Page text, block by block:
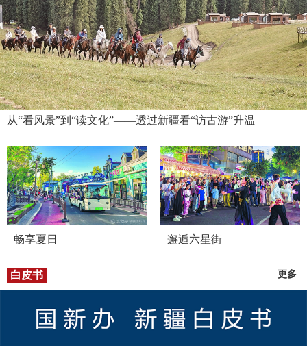
从“看风景”到“读文化”——透过新疆看“访古游”升温
畅享夏日 邂逅六星街
白皮书 更多